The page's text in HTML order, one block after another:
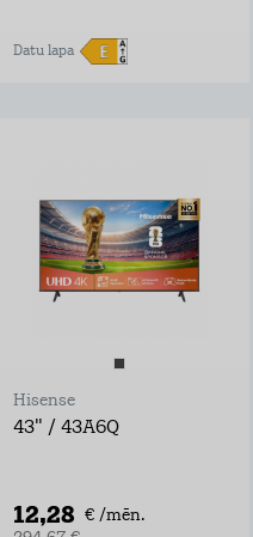
Datu lapa
Hisense
43" / 43A6Q
12,28 € /mēn.